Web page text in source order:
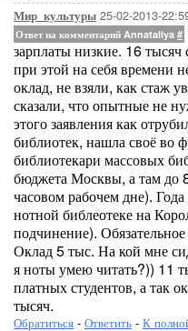
Мир_культуры 25-02-2013-
Ответ на комментарий Annataliya #
зарплаты низкие. 16
при этой на себя времени
оклад, не взяли, как стаж
сказали, что опытные не
этого заявления как
библиотек, нашла своё во
библиотекари массовых
бюджета Москвы, а там до
часовом рабочем дне).
нотной библеотеке на
подчинение).
Оклад 5 тыс. На кой мне
я ноты умею читать?)) 11
платных студентов, а так
тысяч.
Обратиться - Ответить - К